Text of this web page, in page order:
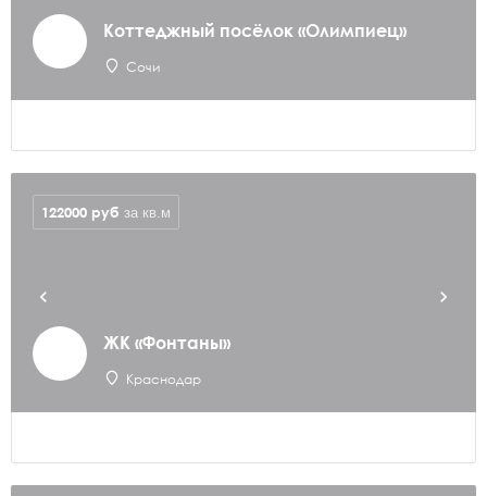
Коттеджный посёлок «Олимпиец»
Сочи
ЖК «Фонтаны»
Краснодар
122000 руб за кв.м